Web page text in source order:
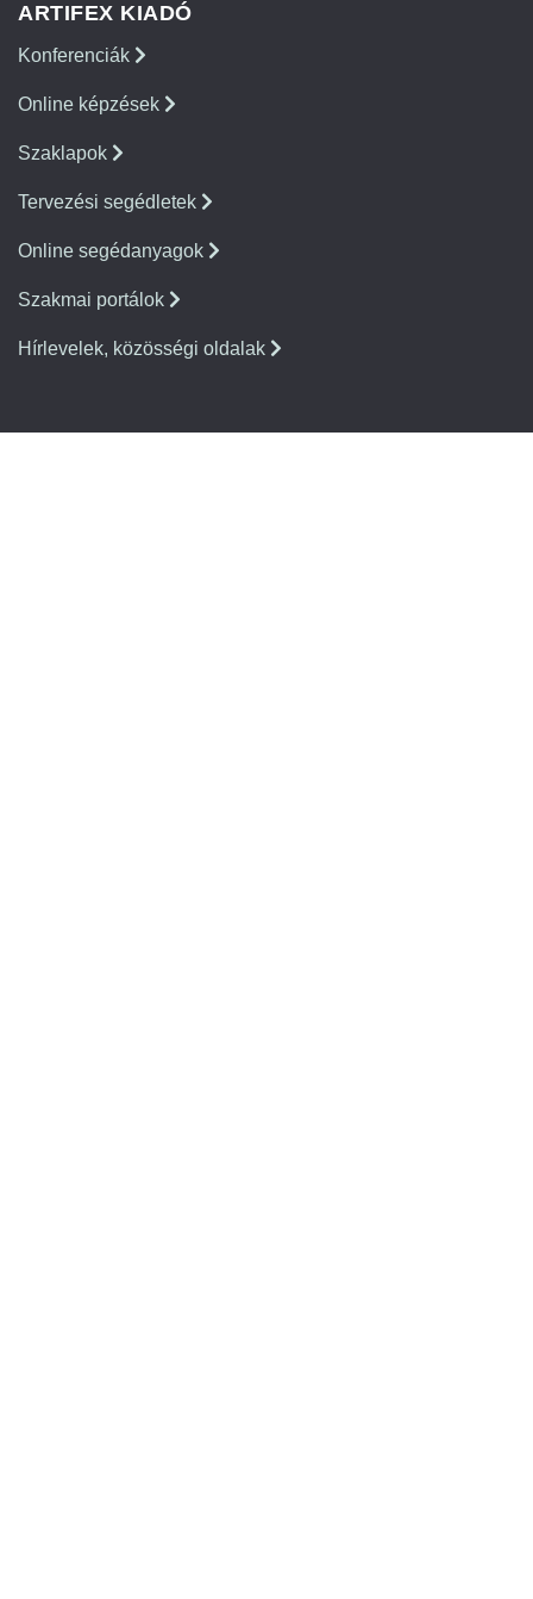
ARTIFEX KIADÓ
Konferenciák
Online képzések
Szaklapok
Tervezési segédletek
Online segédanyagok
Szakmai portálok
Hírlevelek, közösségi oldalak